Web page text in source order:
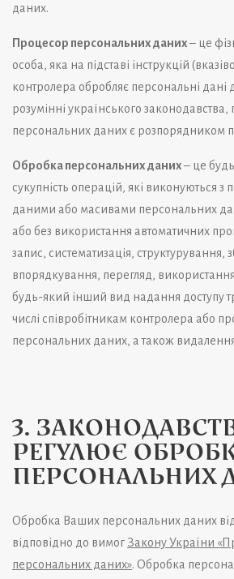
даних.
Процесор персональних даних– це
особа, яка на підставі інструкцій
контролера обробляє персональні дані
розумінні українського
персональних даних є розпорядником
Обробка персональних даних– це
сукупність операцій, які виконуються
даними або масивами персональних
або без використання автоматичних
запис, систематизація, структурування,
впорядкування, перегляд,
будь-який інший вид надання доступу
числі співробітникам контролера або
персональних даних, а також
3.
РЕГУЛЮЄ
ПЕРСОНАЛЬНИХ
Обробка Ваших персональних даних
відповідно до вимог Закону України
персональних даних». Обробка